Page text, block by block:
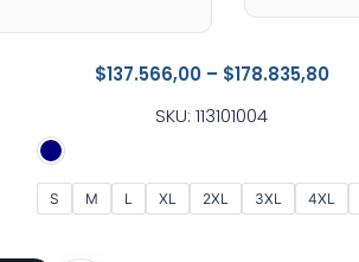
$137.566,00 – $178.835,80
SKU: 113101004
S M L XL 2XL 3XL 4XL